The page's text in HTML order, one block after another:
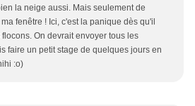
la neige aussi. Mais seulement de
fenêtre ! Ici, c'est la panique dès qu'il
flocons. On devrait envoyer tous les
faire un petit stage de quelques jours en
:o)